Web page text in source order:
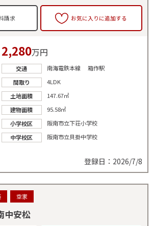
請求 お気に入りに追加する
2,280万円
交通
南海電鉄本線 箱作駅
間取り
4LDK
土地面積
147.67㎡
建物面積
95.58㎡
小学校区
阪南市立下荘小学校
中学校区
阪南市立貝掛中学校
登録日：2026/7/8
空家
中安松